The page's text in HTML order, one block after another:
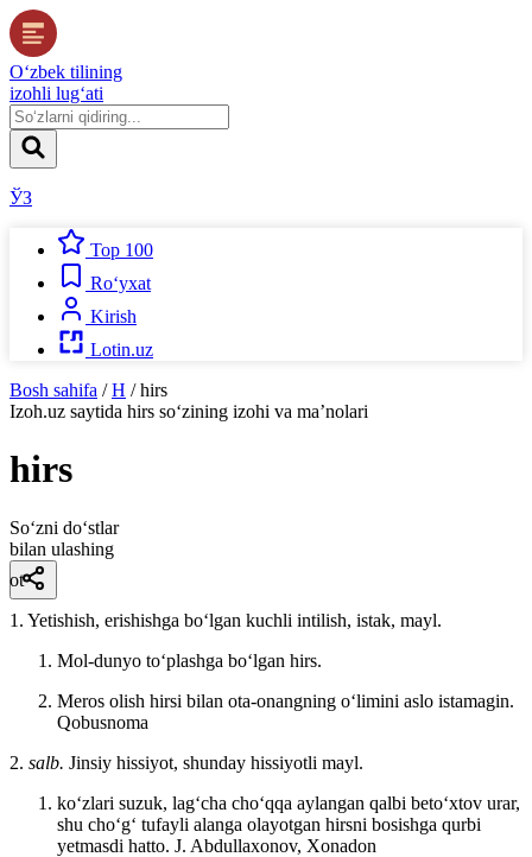
O‘zbek tilining
izohli lug‘ati
ЎЗ
Top 100
Ro‘yxat
Kirish
Lotin.uz
Bosh sahifa / H / hirs
Izoh.uz saytida hirs so‘zining izohi va ma’nolari
hirs
So‘zni do‘stlar
bilan ulashing
ot
1. Yetishish, erishishga boʻlgan kuchli intilish, istak, mayl.
Mol-dunyo toʻplashga boʻlgan hirs.
Meros olish hirsi bilan ota-onangning oʻlimini aslo istamagin.
Qobusnoma
2. salb. Jinsiy hissiyot, shunday hissiyotli mayl.
koʻzlari suzuk, lagʻcha choʻqqa aylangan qalbi betoʻxtov urar,
shu choʻgʻ tufayli alanga olayotgan hirsni bosishga qurbi
yetmasdi hatto. J. Abdullaxonov, Xonadon